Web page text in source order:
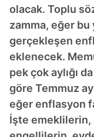
olacak. Toplu
zamma, eğer bu
gerçekleşen
eklenecek.
pek çok aylığı
göre Temmuz
eğer enflasyon
İşte emeklilerin,